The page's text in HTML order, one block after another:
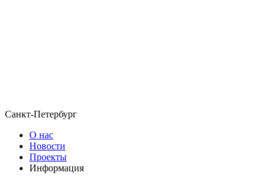
Санкт-Петербург
О нас
Новости
Проекты
Информация